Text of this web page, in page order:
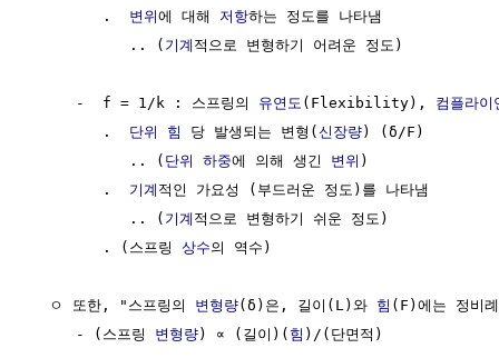
        .
변위에 대해 저항하는 정도를 나타냄
           .. (
기계 적으로 변형하기 어려운 정도)
     -  f = 1/k : 스프링의
유연도 (Flexibility), 컴플라이
        .
단위 힘 당 발생되는 변형( 신장량) (δ/F)
           .. (
단위 하중에 의해 생긴 변위 )
        .
기계 적인 가요성 (부드러운 정도)를 나타냄
           .. (
기계 적으로 변형하기 쉬운 정도)
        . (스프링
상수의 역수)
  ㅇ 또한, "스프링의
변형량(δ)은, 길이(L)와 힘 (F)에는 정비
     - (스프링
변형량) ∝ (길이)( 힘 )/(단면적)